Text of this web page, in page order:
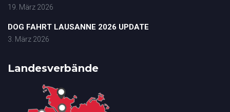
19. März 2026
DOG FAHRT LAUSANNE 2026 UPDATE
3. März 2026
Landesverbände